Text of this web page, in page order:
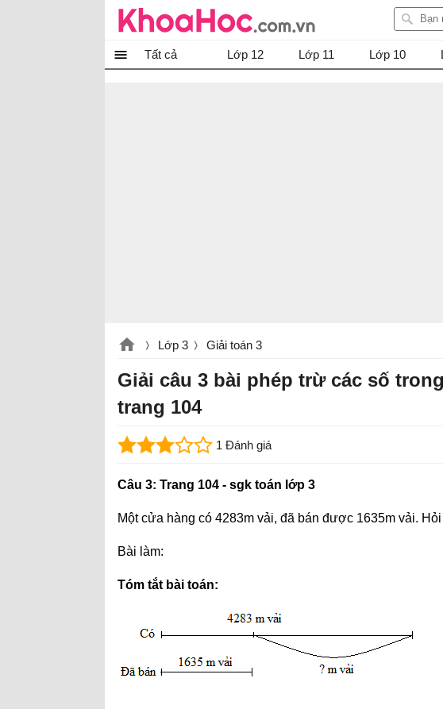
Tất cả Lớp 12 Lớp 11 Lớp 10
Lớp 3 Giải toán 3
Giải câu 3 bài phép trừ các số
trang 104
1 Đánh giá
Câu 3: Trang 104 - sgk toán lớp 3
Một cửa hàng có 4283m vải, đã bán được 1635m vải.
Bài làm:
Tóm tắt bài toán: